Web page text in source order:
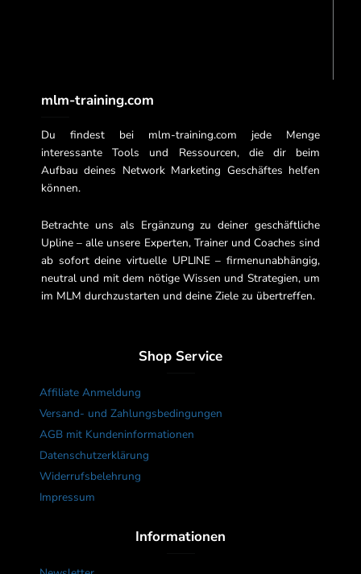
mlm-training.com
Du findest bei mlm-training.com jede Menge
interessante Tools und Ressourcen, die dir beim
Aufbau deines Network Marketing Geschäftes helfen
können.
Betrachte uns als Ergänzung zu deiner geschäftliche
Upline – alle unsere Experten, Trainer und Coaches sind
ab sofort deine virtuelle UPLINE – firmenunabhängig,
neutral und mit dem nötige Wissen und Strategien, um
im MLM durchzustarten und deine Ziele zu übertreffen.
Shop Service
Affiliate Anmeldung
Versand- und Zahlungsbedingungen
AGB mit Kundeninformationen
Datenschutzerklärung
Widerrufsbelehrung
Impressum
Informationen